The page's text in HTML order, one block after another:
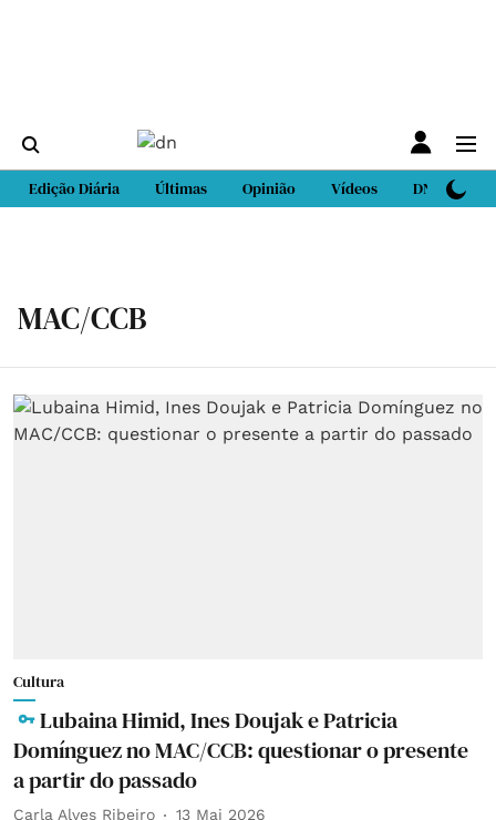
Edição Diária Últimas Opinião Vídeos DN Sport
MAC/CCB
Cultura
Lubaina Himid, Ines Doujak e Patricia
Domínguez no MAC/CCB: questionar o presente
a partir do passado
Carla Alves Ribeiro 13 Mai 2026